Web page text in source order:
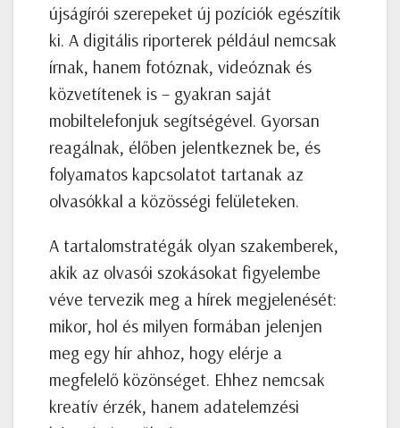
újságírói szerepeket új pozíciók egészítik
ki. A digitális riporterek például nemcsak
írnak, hanem fotóznak, videóznak és
közvetítenek is – gyakran saját
mobiltelefonjuk segítségével. Gyorsan
reagálnak, élőben jelentkeznek be, és
folyamatos kapcsolatot tartanak az
olvasókkal a közösségi felületeken.
A tartalomstratégák olyan szakemberek,
akik az olvasói szokásokat figyelembe
véve tervezik meg a hírek megjelenését:
mikor, hol és milyen formában jelenjen
meg egy hír ahhoz, hogy elérje a
megfelelő közönséget. Ehhez nemcsak
kreatív érzék, hanem adatelemzési